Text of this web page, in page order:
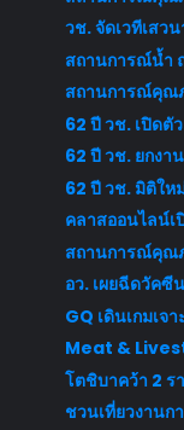
วช. จัดเวทีเสว
สถานการณ์น้ำ
สถานการณ์คุณ
62 ปี วช. เปิดตั
62 ปี วช. ยกงา
62 ปี วช. มิติใ
คลาสออนไลน์เ
สถานการณ์คุณ
อว. เผยฉีดวัค
GQ เดินเกมเ
Meat &
โตชิบาคว้า 2 ร
ชวนเที่ยวงาน